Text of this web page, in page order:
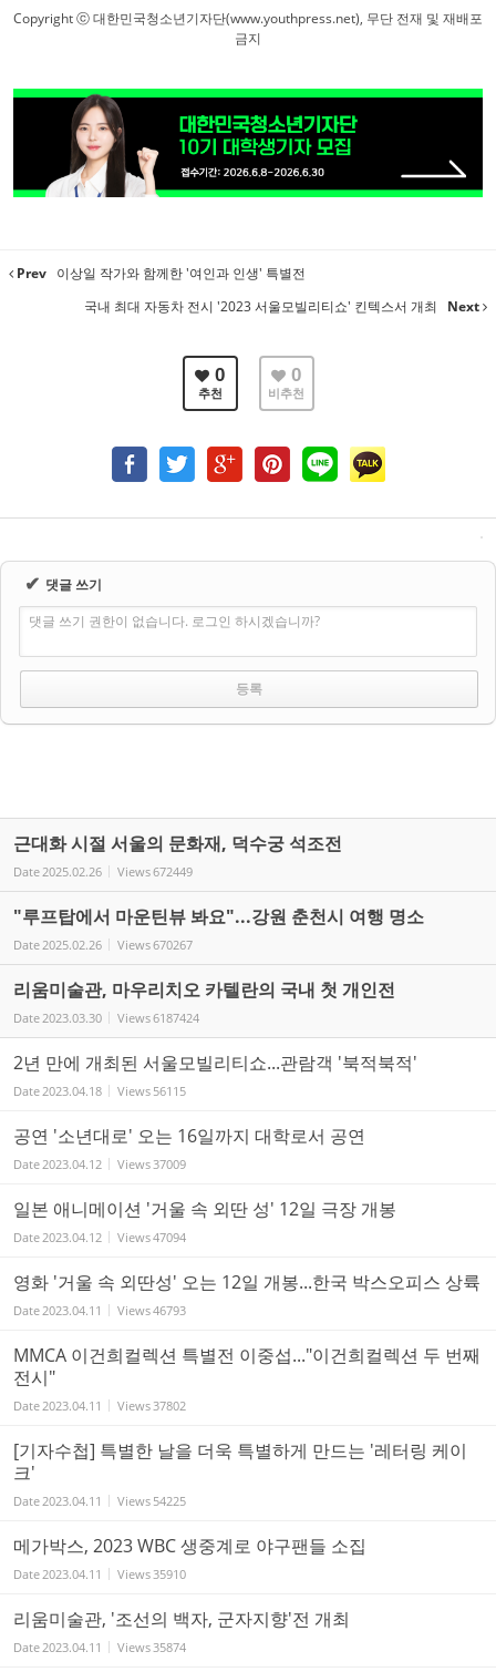
Copyright ⓒ 대한민국청소년기자단(www.youthpress.net), 무단 전재 및 재배포
금지
Prev 이상일 작가와 함께한 '여인과 인생' 특별전
국내 최대 자동차 전시 '2023 서울모빌리티쇼' 킨텍스서 개최
Next
0
추천
0
비추천
✔ 댓글 쓰기
댓글 쓰기 권한이 없습니다. 로그인 하시겠습니까?
근대화 시절 서울의 문화재, 덕수궁 석조전
Date 2025.02.26 Views672449
"루프탑에서 마운틴뷰 봐요"...강원 춘천시 여행 명소
Date 2025.02.26 Views670267
리움미술관, 마우리치오 카텔란의 국내 첫 개인전
Date 2023.03.30 Views6187424
2년 만에 개최된 서울모빌리티쇼...관람객 '북적북적'
Date 2023.04.18 Views 56115
공연 '소년대로' 오는 16일까지 대학로서 공연
Date 2023.04.12 Views 37009
일본 애니메이션 '거울 속 외딴 성' 12일 극장 개봉
Date 2023.04.12 Views47094
영화 '거울 속 외딴성' 오는 12일 개봉...한국 박스오피스 상륙
Date 2023.04.11 Views46793
MMCA 이건희컬렉션 특별전 이중섭..."이건희컬렉션 두 번째
전시"
Date 2023.04.11 Views 37802
[기자수첩] 특별한 날을 더욱 특별하게 만드는 '레터링 케이
크'
Date 2023.04.11 Views 54225
메가박스, 2023 WBC 생중계로 야구팬들 소집
Date 2023.04.11 Views 35910
리움미술관, '조선의 백자, 군자지향'전 개최
Date 2023.04.11 Views 35874